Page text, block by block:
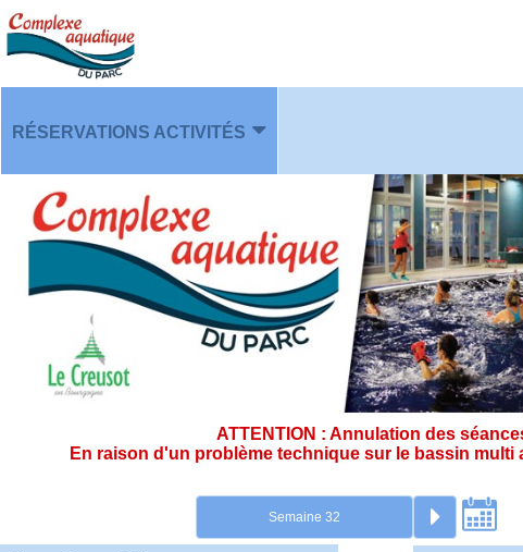
RÉSERVATIONS ACTIVITÉS
PLANNING
ATTENTION : Annulation des
En raison d'un problème technique sur le bassin